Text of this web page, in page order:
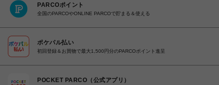
PARCOポイント
全国のPARCOやONLINE PARCOで貯まる＆使える
ポケパル払い
初回登録＆お買物で最大1,500円分のPARCOポイント進呈
POCKET PARCO（公式アプリ）